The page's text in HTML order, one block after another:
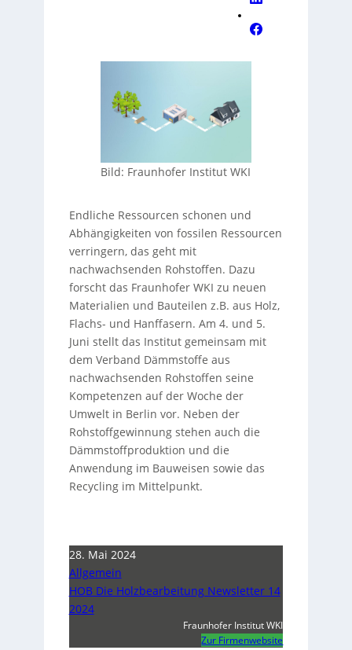
Bild: Fraunhofer Institut WKI
Endliche Ressourcen schonen und
Abhängigkeiten von fossilen Ressourcen
verringern, das geht mit
nachwachsenden Rohstoffen. Dazu
forscht das Fraunhofer WKI zu neuen
Materialien und Bauteilen z.B. aus Holz,
Flachs- und Hanffasern. Am 4. und 5.
Juni stellt das Institut gemeinsam mit
dem Verband Dämmstoffe aus
nachwachsenden Rohstoffen seine
Kompetenzen auf der Woche der
Umwelt in Berlin vor. Neben der
Rohstoffgewinnung stehen auch die
Dämmstoffproduktion und die
Anwendung im Bauweisen sowie das
Recycling im Mittelpunkt.
28. Mai 2024
Allgemein
HOB Die Holzbearbeitung Newsletter 14
2024
Fraunhofer Institut WKI
Zur Firmenwebsite